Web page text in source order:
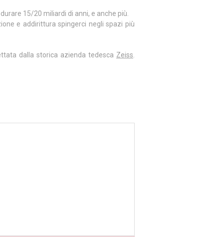
15/20 miliardi di anni, e anche più.
e addirittura spingerci negli spazi più
dalla storica azienda tedesca Zeiss